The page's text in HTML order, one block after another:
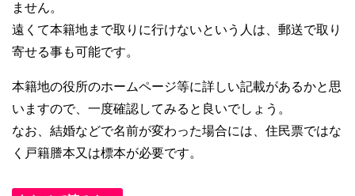
ません。
遠くて本籍地まで取りに行けないという人は、郵送で取り
寄せる事も可能です。
本籍地の役所のホームページ等に詳しい記載があるかと思
いますので、一度確認してみると良いでしょう。
なお、結婚などで名前が変わった場合には、住民票ではな
く戸籍謄本又は標本が必要です。